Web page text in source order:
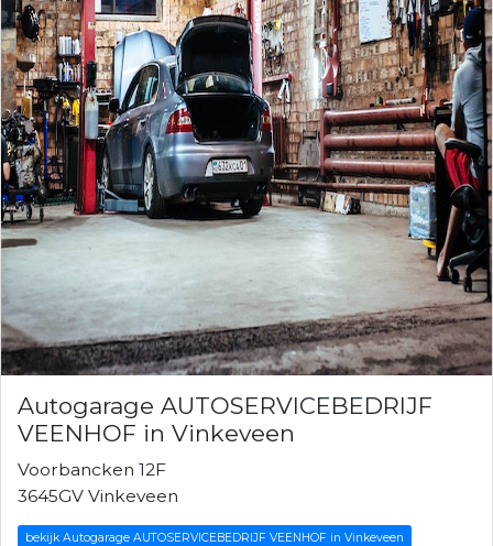
Autogarage AUTOSERVICEBEDRIJF
VEENHOF in Vinkeveen
Voorbancken 12F
3645GV Vinkeveen
bekijk Autogarage AUTOSERVICEBEDRIJF VEENHOF in Vinkeveen